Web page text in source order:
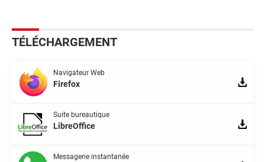
TÉLÉCHARGEMENT
Navigateur Web
Firefox
Suite bureautique
LibreOffice
Messagerie instantanée